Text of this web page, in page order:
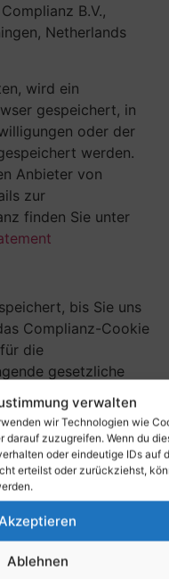
verwalten
wir Technologien wie
zuzugreifen. Wenn du
oder eindeutige IDs auf
erteilst oder zurückziehst,
Ablehnen
B.V.,
Netherlands
wird ein
gespeichert, in
oder der
werden.
Anbieter von
zur
finden Sie unter
bis Sie uns
Complianz-Cookie
die
gesetzliche
Tools ist zwingend
Lösung zu
beim Aufruf
keine
Nutzer.